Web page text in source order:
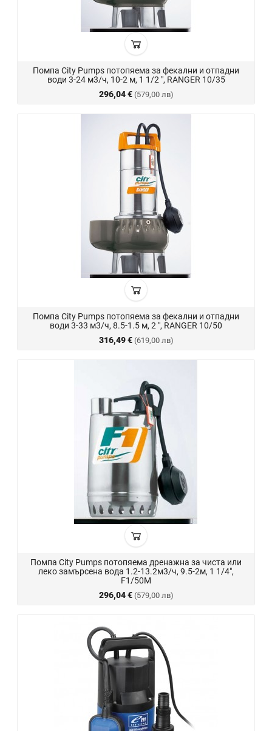
Помпа City Pumps потопяема за фекални и отпадни
води 3-24 м3/ч, 10-2 м, 1 1/2 ", RANGER 10/35
296,04 € (579,00 лв)
Помпа City Pumps потопяема за фекални и отпадни
води 3-33 м3/ч, 8.5-1.5 м, 2 ", RANGER 10/50
316,49 € (619,00 лв)
Помпа City Pumps потопяема дренажна за чиста или
леко замърсена вода 1.2-13.2м3/ч, 9.5-2м, 1 1/4",
F1/50M
296,04 € (579,00 лв)